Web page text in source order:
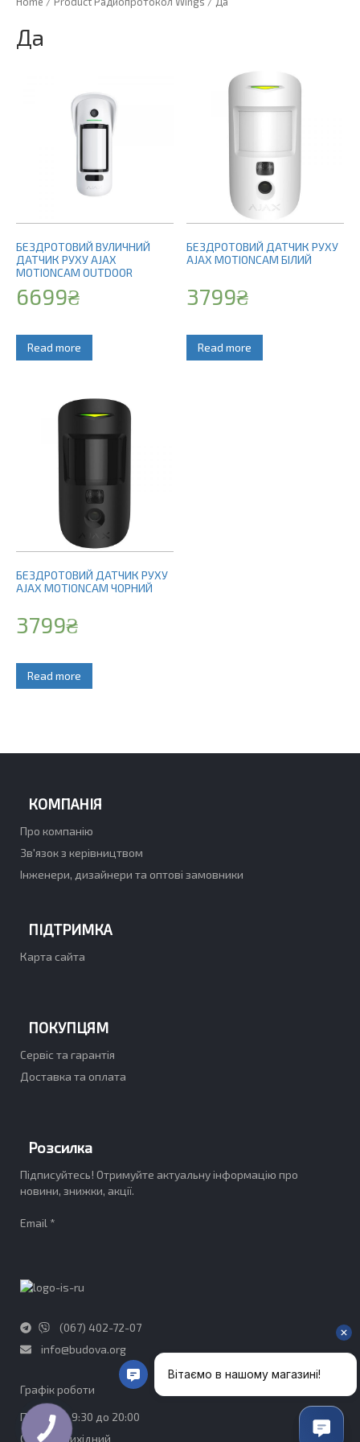
Да
БЕЗДРОТОВИЙ ВУЛИЧНИЙ
ДАТЧИК РУХУ AJAX
MOTIONCAM OUTDOOR
6699₴
Read more
БЕЗДРОТОВИЙ ДАТЧИК РУХУ
AJAX MOTIONCAM БІЛИЙ
3799₴
Read more
БЕЗДРОТОВИЙ ДАТЧИК РУХУ
AJAX MOTIONCAM ЧОРНИЙ
3799₴
Read more
КОМПАНІЯ
Про компанію
Зв'язок з керівництвом
Інженери, дизайнери та оптові замовники
ПІДТРИМКА
Карта сайта
ПОКУПЦЯМ
Сервіс та гарантія
Доставка та оплата
Розсилка
Підписуйтесь! Отримуйте актуальну інформацію про
новини, знижки, акції.
Email *
(067) 402-72-07
info@budova.org
Графік роботи​
ПН-ПТ - з 9:30 до 20:00
СБ-НД - Вихідний